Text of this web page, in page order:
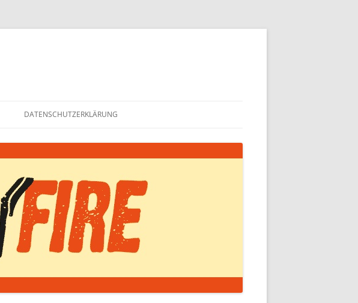
DATENSCHUTZERKLÄRUNG